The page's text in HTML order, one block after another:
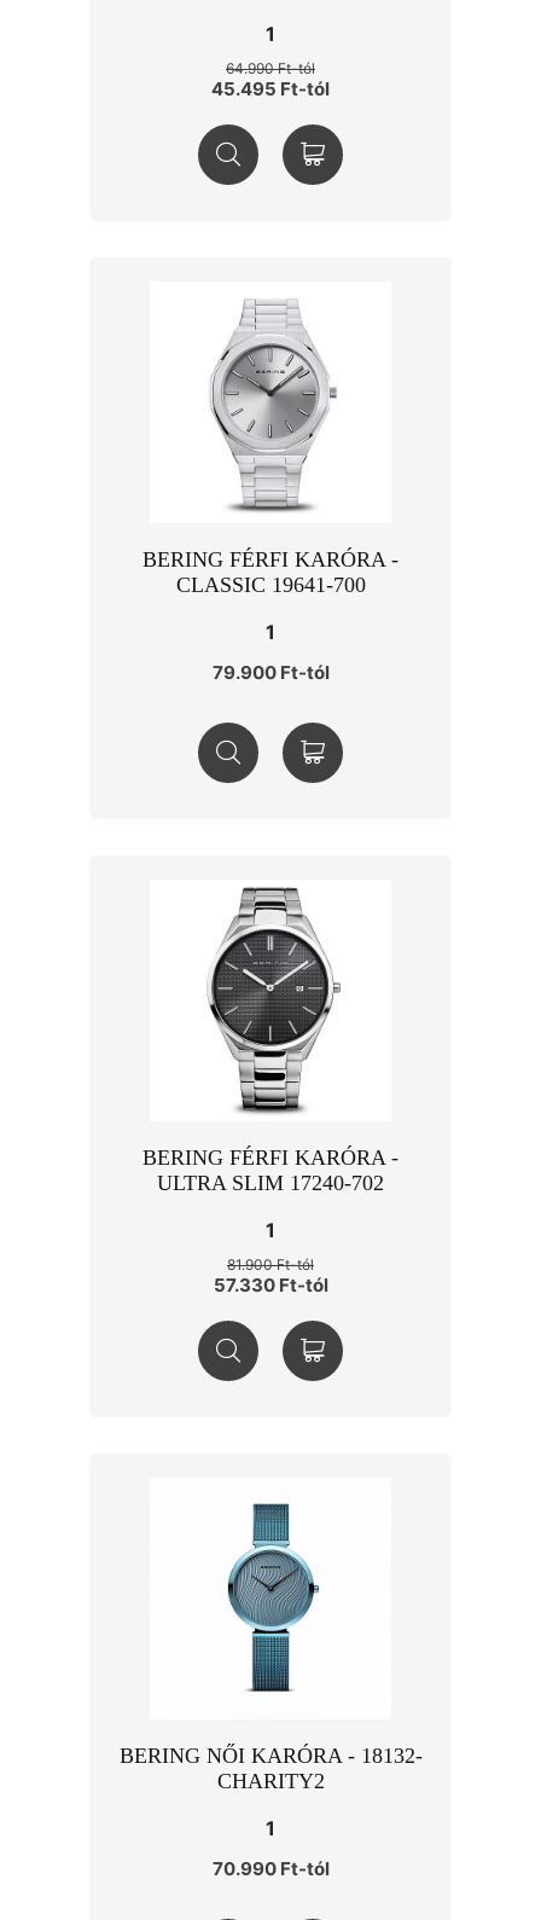
1
64.990 Ft-tól
45.495 Ft-tól
BERING FÉRFI KARÓRA -
CLASSIC 19641-700
1
79.900 Ft-tól
BERING FÉRFI KARÓRA -
ULTRA SLIM 17240-702
1
81.900 Ft-tól
57.330 Ft-tól
BERING NŐI KARÓRA - 18132-
CHARITY2
1
70.990 Ft-tól